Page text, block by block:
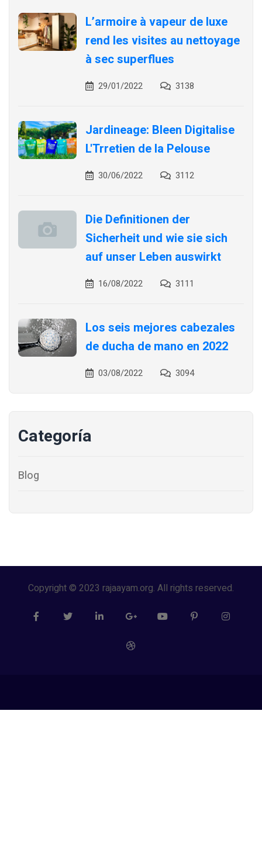
L’armoire à vapeur de luxe
rend les visites au nettoyage
à sec superflues
29/01/2022 3138
Jardineage: Bleen Digitalise
L'Trretien de la Pelouse
30/06/2022 3112
Die Definitionen der
Sicherheit und wie sie sich
auf unser Leben auswirkt
16/08/2022 3111
Los seis mejores cabezales
de ducha de mano en 2022
03/08/2022 3094
Categoría
Blog
Copyright © 2023 rajaayam.org. All rights reserved.